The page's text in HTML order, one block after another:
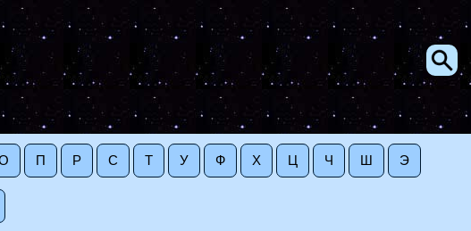
П Р С Т У Ф Х Ц Ч Ш Э